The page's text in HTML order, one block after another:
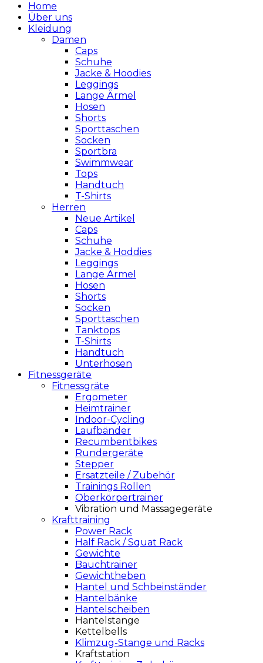
Home
Über uns
Kleidung
Damen
Caps
Schuhe
Jacke & Hoodies
Leggings
Lange Ärmel
Hosen
Shorts
Sporttaschen
Socken
Sportbra
Swimmwear
Tops
Handtuch
T-Shirts
Herren
Neue Artikel
Caps
Schuhe
Jacke & Hoddies
Leggings
Lange Ärmel
Hosen
Shorts
Socken
Sporttaschen
Tanktops
T-Shirts
Handtuch
Unterhosen
Fitnessgeräte
Fitnessgräte
Ergometer
Heimtrainer
Indoor-Cycling
Laufbänder
Recumbentbikes
Rundergeräte
Stepper
Ersatzteile / Zubehör
Trainings Rollen
Oberkörpertrainer
Vibration und Massagegeräte
Krafttraining
Power Rack
Half Rack / Squat Rack
Gewichte
Bauchtrainer
Gewichtheben
Hantel und Schbeinständer
Hantelbänke
Hantelscheiben
Hantelstange
Kettelbells
Klimzug-Stange und Racks
Kraftstation